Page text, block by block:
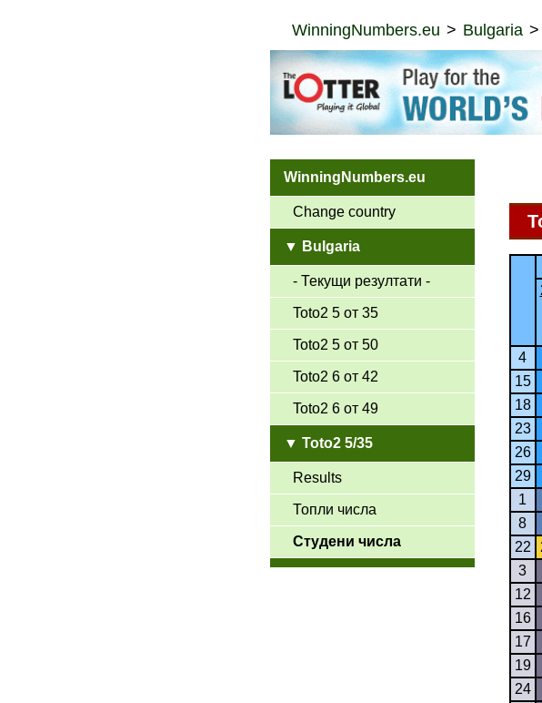
WinningNumbers.eu Bulgaria
WinningNumbers.eu
Change country
▼ Bulgaria
- Текущи резултати -
Toto2 5 от 35
Toto2 5 от 50
Toto2 6 от 42
Toto2 6 от 49
▼ Toto2 5/35
Results
Топли числа
Студени числа
4
15
18
23
26
29
1
8
22
3
12
16
17
19
24